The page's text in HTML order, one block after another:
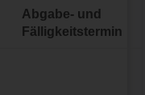
Abgabe- und
Fälligkeitstermin